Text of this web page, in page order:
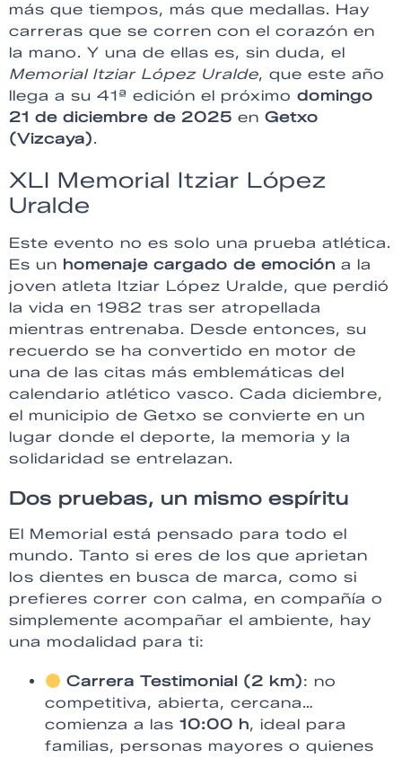
más que tiempos, más que medallas. Hay
carreras que se corren con el corazón en
la mano. Y una de ellas es, sin duda, el
Memorial Itziar López Uralde, que este año
llega a su 41ª edición el próximo domingo
21 de diciembre de 2025 en Getxo
(Vizcaya).
XLI Memorial Itziar López
Uralde
Este evento no es solo una prueba atlética.
Es un homenaje cargado de emoción a la
joven atleta Itziar López Uralde, que perdió
la vida en 1982 tras ser atropellada
mientras entrenaba. Desde entonces, su
recuerdo se ha convertido en motor de
una de las citas más emblemáticas del
calendario atlético vasco. Cada diciembre,
el municipio de Getxo se convierte en un
lugar donde el deporte, la memoria y la
solidaridad se entrelazan.
Dos pruebas, un mismo espíritu
El Memorial está pensado para todo el
mundo. Tanto si eres de los que aprietan
los dientes en busca de marca, como si
prefieres correr con calma, en compañía o
simplemente acompañar el ambiente, hay
una modalidad para ti:
Carrera Testimonial (2 km): no
competitiva, abierta, cercana…
comienza a las 10:00 h, ideal para
familias, personas mayores o quienes